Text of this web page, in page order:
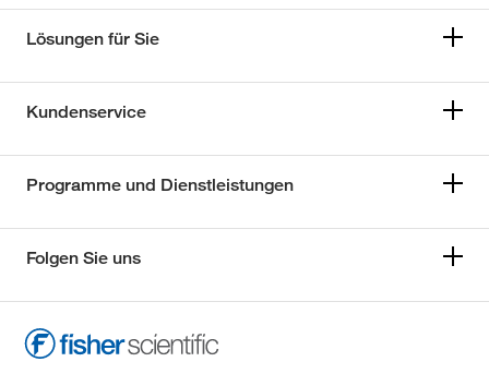
Lösungen für Sie
Kundenservice
Programme und Dienstleistungen
Folgen Sie uns